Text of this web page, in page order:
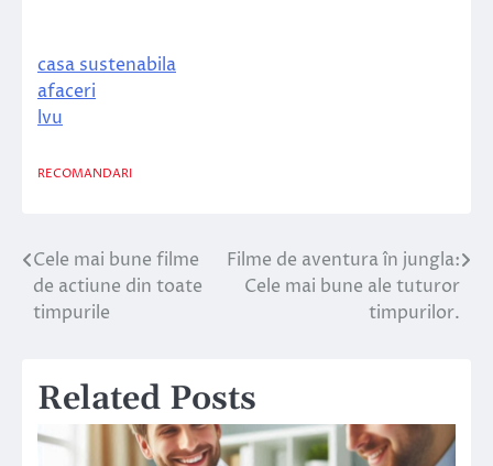
casa sustenabila
afaceri
lvu
RECOMANDARI
Navigare
în
Cele mai bune filme
de actiune din toate
timpurile
Filme de aventura în jungla:
Cele mai bune ale tuturor
timpurilor.
Related Posts